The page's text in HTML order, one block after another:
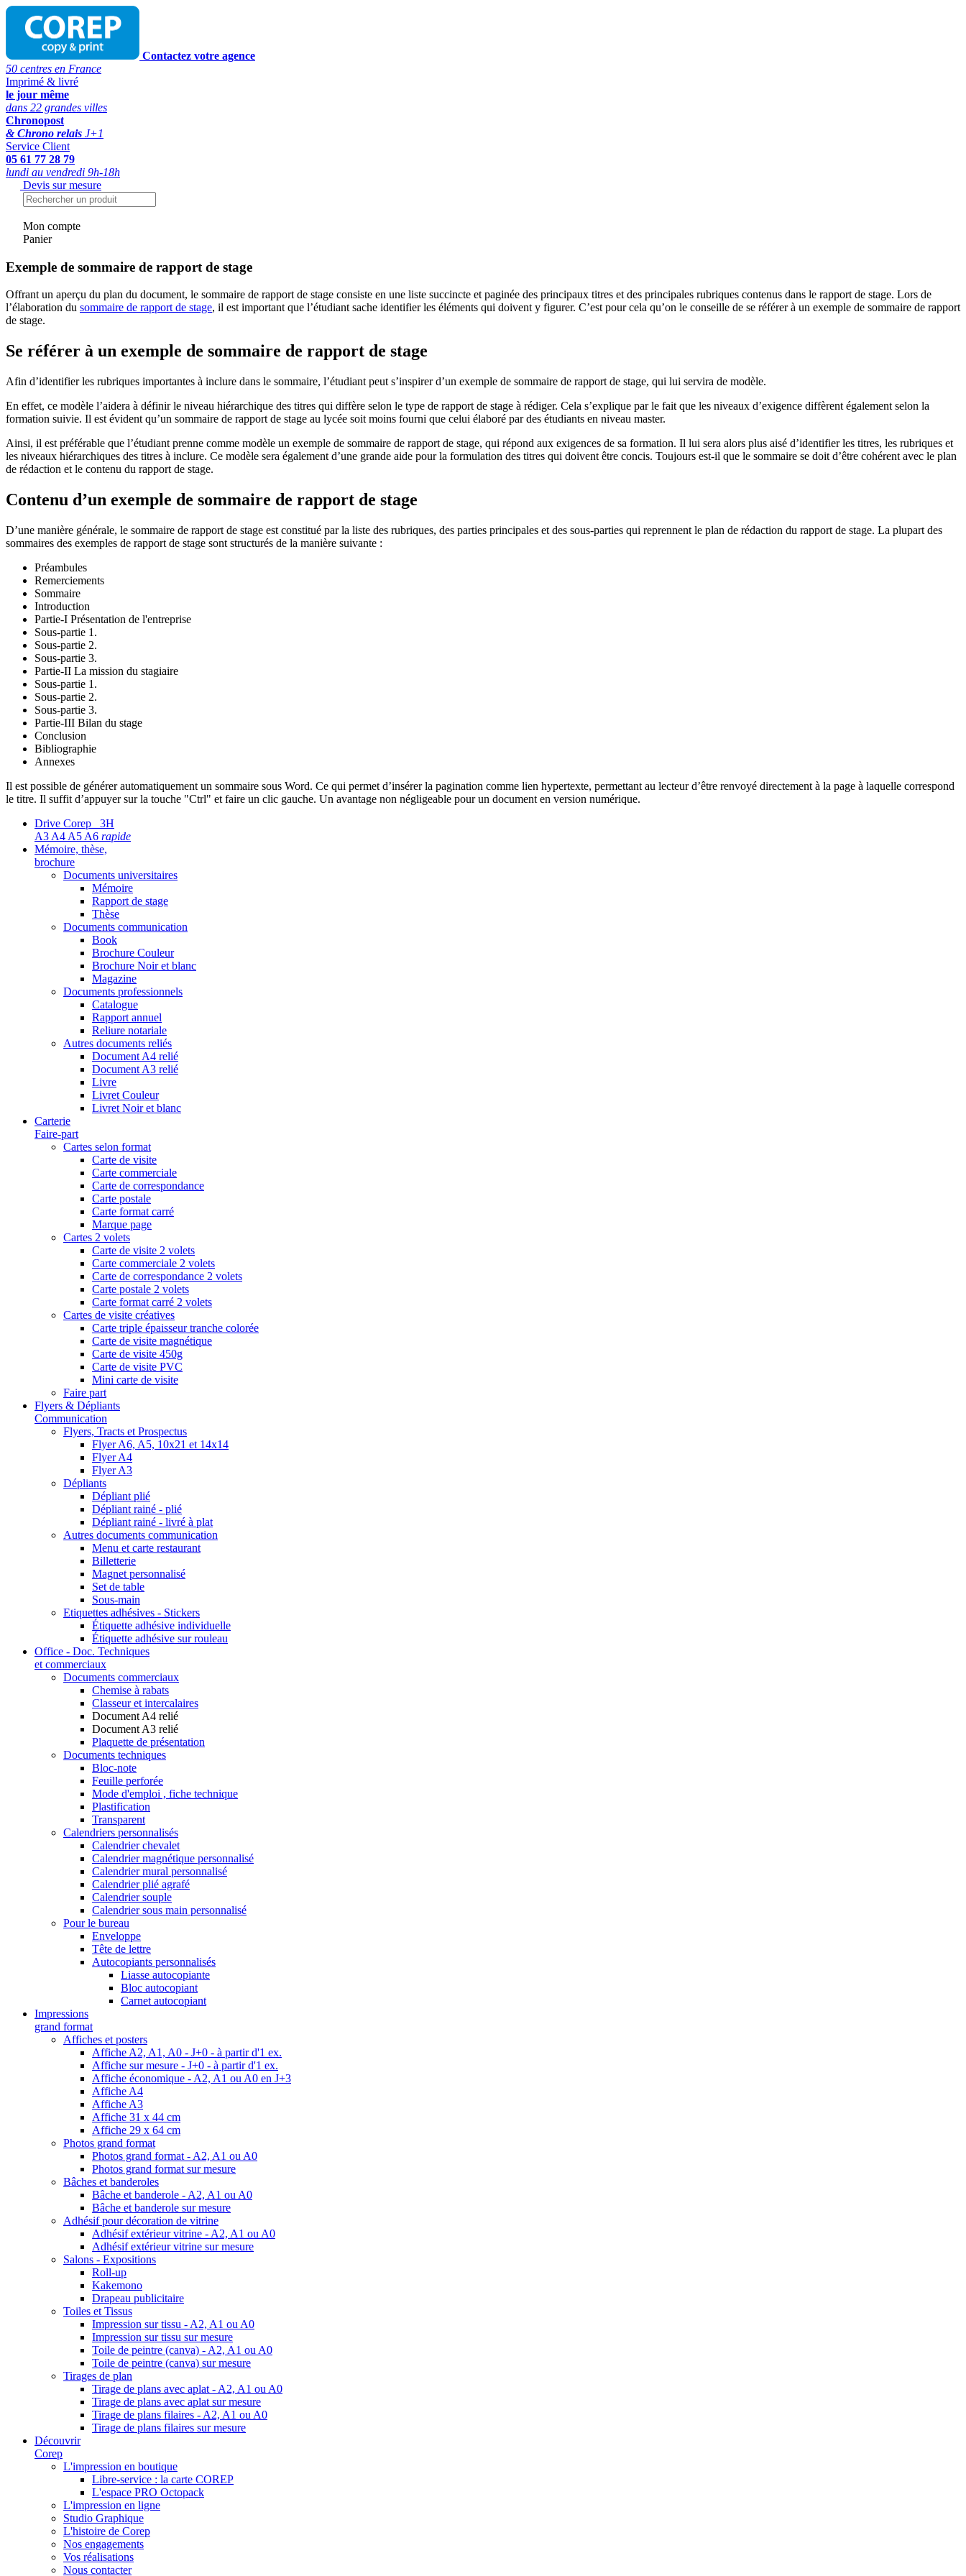
Contactez votre agence
50 centres en France
Imprimé & livré
le jour même
dans 22 grandes villes
Chronopost
& Chrono relais J+1
Service Client
05 61 77 28 79
lundi au vendredi 9h-18h
Devis sur mesure
Mon compte
Panier
Exemple de sommaire de rapport de stage
Offrant un aperçu du plan du document, le sommaire de rapport de stage consiste en une liste succincte et paginée des principaux titres et des principales rubriques contenus dans le rapport de stage. Lors de
l’élaboration du sommaire de rapport de stage, il est important que l’étudiant sache identifier les éléments qui doivent y figurer. C’est pour cela qu’on le conseille de se référer à un exemple de sommaire de rapport
de stage.
Se référer à un exemple de sommaire de rapport de stage
Afin d’identifier les rubriques importantes à inclure dans le sommaire, l’étudiant peut s’inspirer d’un exemple de sommaire de rapport de stage, qui lui servira de modèle.
En effet, ce modèle l’aidera à définir le niveau hiérarchique des titres qui diffère selon le type de rapport de stage à rédiger. Cela s’explique par le fait que les niveaux d’exigence diffèrent également selon la
formation suivie. Il est évident qu’un sommaire de rapport de stage au lycée soit moins fourni que celui élaboré par des étudiants en niveau master.
Ainsi, il est préférable que l’étudiant prenne comme modèle un exemple de sommaire de rapport de stage, qui répond aux exigences de sa formation. Il lui sera alors plus aisé d’identifier les titres, les rubriques et
les niveaux hiérarchiques des titres à inclure. Ce modèle sera également d’une grande aide pour la formulation des titres qui doivent être concis. Toujours est-il que le sommaire se doit d’être cohérent avec le plan
de rédaction et le contenu du rapport de stage.
Contenu d’un exemple de sommaire de rapport de stage
D’une manière générale, le sommaire de rapport de stage est constitué par la liste des rubriques, des parties principales et des sous-parties qui reprennent le plan de rédaction du rapport de stage. La plupart des
sommaires des exemples de rapport de stage sont structurés de la manière suivante :
Préambules
Remerciements
Sommaire
Introduction
Partie-I Présentation de l'entreprise
Sous-partie 1.
Sous-partie 2.
Sous-partie 3.
Partie-II La mission du stagiaire
Sous-partie 1.
Sous-partie 2.
Sous-partie 3.
Partie-III Bilan du stage
Conclusion
Bibliographie
Annexes
Il est possible de générer automatiquement un sommaire sous Word. Ce qui permet d’insérer la pagination comme lien hypertexte, permettant au lecteur d’être renvoyé directement à la page à laquelle correspond
le titre. Il suffit d’appuyer sur la touche "Ctrl" et faire un clic gauche. Un avantage non négligeable pour un document en version numérique.
Drive Corep 3H
A3 A4 A5 A6 rapide
Mémoire, thèse,
brochure
Documents universitaires
Mémoire
Rapport de stage
Thèse
Documents communication
Book
Brochure Couleur
Brochure Noir et blanc
Magazine
Documents professionnels
Catalogue
Rapport annuel
Reliure notariale
Autres documents reliés
Document A4 relié
Document A3 relié
Livre
Livret Couleur
Livret Noir et blanc
Carterie
Faire-part
Cartes selon format
Carte de visite
Carte commerciale
Carte de correspondance
Carte postale
Carte format carré
Marque page
Cartes 2 volets
Carte de visite 2 volets
Carte commerciale 2 volets
Carte de correspondance 2 volets
Carte postale 2 volets
Carte format carré 2 volets
Cartes de visite créatives
Carte triple épaisseur tranche colorée
Carte de visite magnétique
Carte de visite 450g
Carte de visite PVC
Mini carte de visite
Faire part
Flyers & Dépliants
Communication
Flyers, Tracts et Prospectus
Flyer A6, A5, 10x21 et 14x14
Flyer A4
Flyer A3
Dépliants
Dépliant plié
Dépliant rainé - plié
Dépliant rainé - livré à plat
Autres documents communication
Menu et carte restaurant
Billetterie
Magnet personnalisé
Set de table
Sous-main
Etiquettes adhésives - Stickers
Étiquette adhésive individuelle
Étiquette adhésive sur rouleau
Office - Doc. Techniques
et commerciaux
Documents commerciaux
Chemise à rabats
Classeur et intercalaires
Document A4 relié
Document A3 relié
Plaquette de présentation
Documents techniques
Bloc-note
Feuille perforée
Mode d'emploi , fiche technique
Plastification
Transparent
Calendriers personnalisés
Calendrier chevalet
Calendrier magnétique personnalisé
Calendrier mural personnalisé
Calendrier plié agrafé
Calendrier souple
Calendrier sous main personnalisé
Pour le bureau
Enveloppe
Tête de lettre
Autocopiants personnalisés
Liasse autocopiante
Bloc autocopiant
Carnet autocopiant
Impressions
grand format
Affiches et posters
Affiche A2, A1, A0 - J+0 - à partir d'1 ex.
Affiche sur mesure - J+0 - à partir d'1 ex.
Affiche économique - A2, A1 ou A0 en J+3
Affiche A4
Affiche A3
Affiche 31 x 44 cm
Affiche 29 x 64 cm
Photos grand format
Photos grand format - A2, A1 ou A0
Photos grand format sur mesure
Bâches et banderoles
Bâche et banderole - A2, A1 ou A0
Bâche et banderole sur mesure
Adhésif pour décoration de vitrine
Adhésif extérieur vitrine - A2, A1 ou A0
Adhésif extérieur vitrine sur mesure
Salons - Expositions
Roll-up
Kakemono
Drapeau publicitaire
Toiles et Tissus
Impression sur tissu - A2, A1 ou A0
Impression sur tissu sur mesure
Toile de peintre (canva) - A2, A1 ou A0
Toile de peintre (canva) sur mesure
Tirages de plan
Tirage de plans avec aplat - A2, A1 ou A0
Tirage de plans avec aplat sur mesure
Tirage de plans filaires - A2, A1 ou A0
Tirage de plans filaires sur mesure
Découvrir
Corep
L'impression en boutique
Libre-service : la carte COREP
L'espace PRO Octopack
L'impression en ligne
Studio Graphique
L'histoire de Corep
Nos engagements
Vos réalisations
Nous contacter